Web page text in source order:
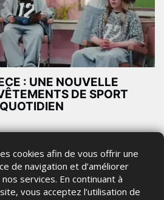
: UNE NOUVELLE
DE SPORT
cookies afin de vous offrir une
de navigation et d’améliorer
services. En continuant à
vous acceptez l’utilisation de